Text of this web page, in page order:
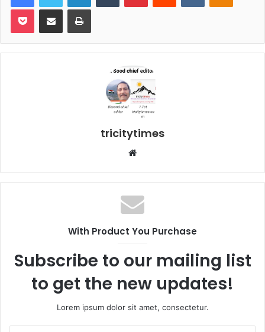
Pocket Share via Email Print
tricitytimes
Website
With Product You Purchase
Subscribe to our mailing list
to get the new updates!
Lorem ipsum dolor sit amet, consectetur.